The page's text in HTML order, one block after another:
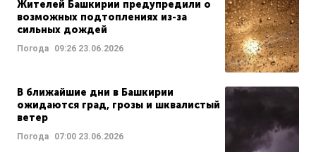
Жителей Башкирии предупредили о
возможных подтоплениях из-за
сильных дождей
Погода 09:26 23.06.2026
В ближайшие дни в Башкирии
ожидаются град, грозы и шквалистый
ветер
Погода 07:00 23.06.2026